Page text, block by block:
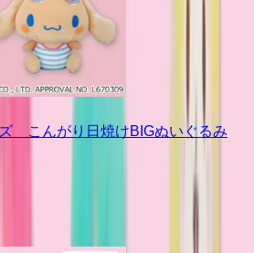
こんがり日焼けBIGぬいぐるみ